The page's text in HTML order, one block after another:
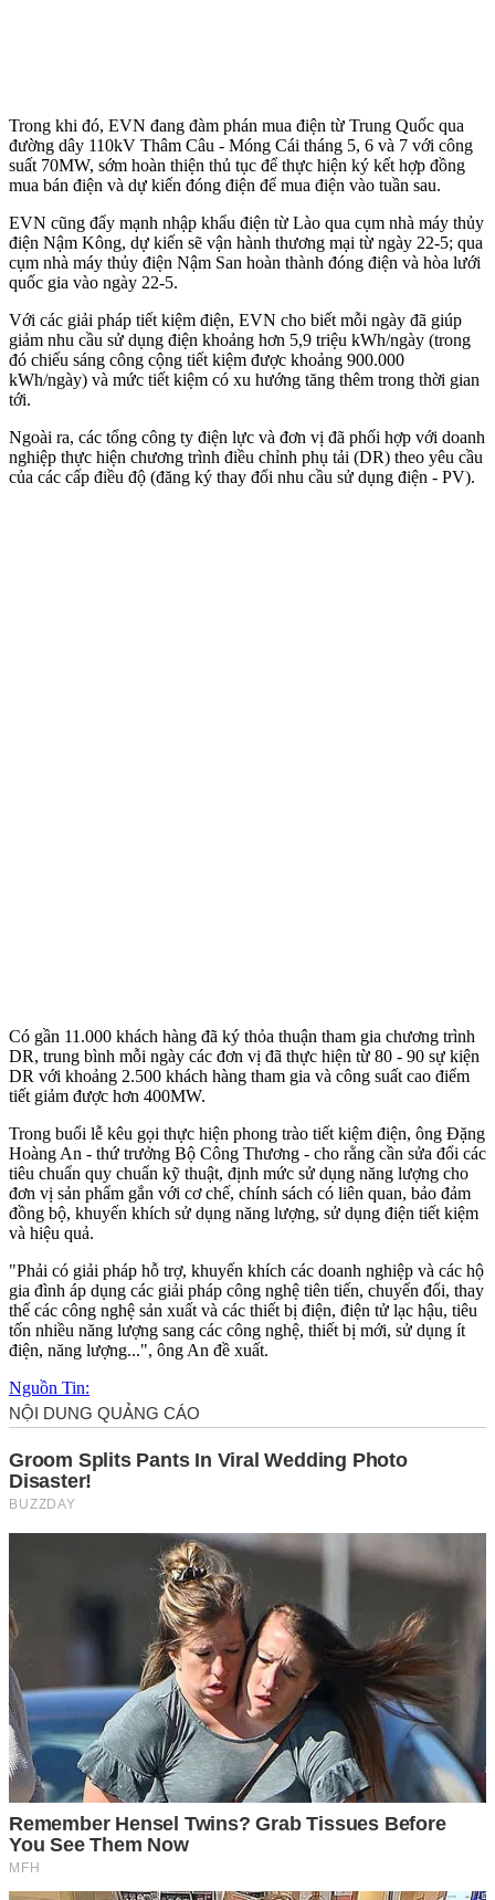
Trong khi đó, EVN đang đàm phán mua điện từ Trung Quốc qua
đường dây 110kV Thâm Câu - Móng Cái tháng 5, 6 và 7 với công
suất 70MW, sớm hoàn thiện thủ tục để thực hiện ký kết hợp đồng
mua bán điện và dự kiến đóng điện để mua điện vào tuần sau.
EVN cũng đẩy mạnh nhập khẩu điện từ Lào qua cụm nhà máy thủy
điện Nậm Kông, dự kiến sẽ vận hành thương mại từ ngày 22-5; qua
cụm nhà máy thủy điện Nậm San hoàn thành đóng điện và hòa lưới
quốc gia vào ngày 22-5.
Với các giải pháp tiết kiệm điện, EVN cho biết mỗi ngày đã giúp
giảm nhu cầu sử dụng điện khoảng hơn 5,9 triệu kWh/ngày (trong
đó chiếu sáng công cộng tiết kiệm được khoảng 900.000
kWh/ngày) và mức tiết kiệm có xu hướng tăng thêm trong thời gian
tới.
Ngoài ra, các tổng công ty điện lực và đơn vị đã phối hợp với doanh
nghiệp thực hiện chương trình điều chỉnh phụ tải (DR) theo yêu cầu
của các cấp điều độ (đăng ký thay đổi nhu cầu sử dụng điện - PV).
Có gần 11.000 khách hàng đã ký thỏa thuận tham gia chương trình
DR, trung bình mỗi ngày các đơn vị đã thực hiện từ 80 - 90 sự kiện
DR với khoảng 2.500 khách hàng tham gia và công suất cao điểm
tiết giảm được hơn 400MW.
Trong buổi lễ kêu gọi thực hiện phong trào tiết kiệm điện, ông Đặng
Hoàng An - thứ trưởng Bộ Công Thương - cho rằng cần sửa đổi các
tiêu chuẩn quy chuẩn kỹ thuật, định mức sử dụng năng lượng cho
đơn vị sản phẩm gắn với cơ chế, chính sách có liên quan, bảo đảm
đồng bộ, khuyến khích sử dụng năng lượng, sử dụng điện tiết kiệm
và hiệu quả.
"Phải có giải pháp hỗ trợ, khuyến khích các doanh nghiệp và các hộ
gia đình áp dụng các giải pháp công nghệ tiên tiến, chuyển đổi, thay
thế các công nghệ sản xuất và các thiết bị điện, điện tử lạc hậu, tiêu
tốn nhiều năng lượng sang các công nghệ, thiết bị mới, sử dụng ít
điện, năng lượng...", ông An đề xuất.
Nguồn Tin: